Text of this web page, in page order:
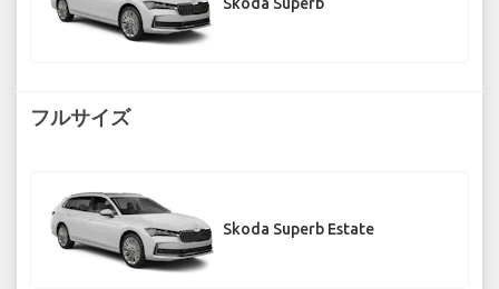
フルサイズ
Skoda Superb Estate